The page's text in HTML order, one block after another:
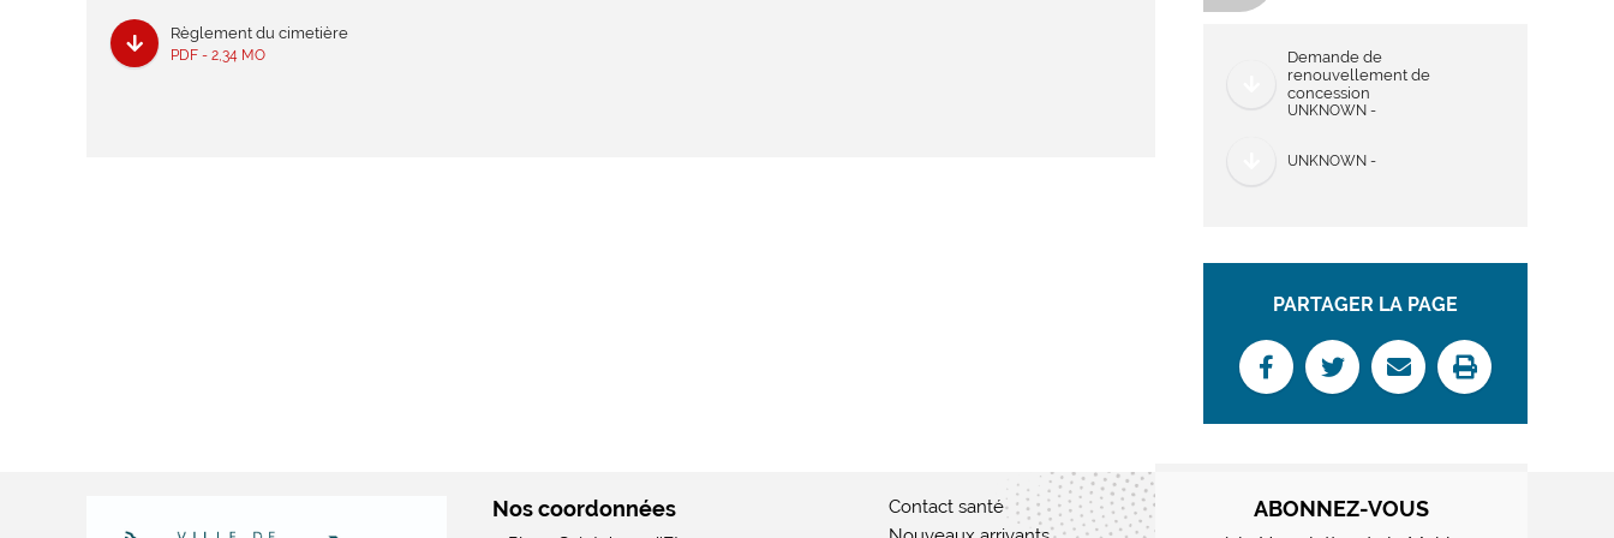
Règlement du cimetière
PDF - 2,34 MO
Demande de
renouvellement de
concession
UNKNOWN -
UNKNOWN -
PARTAGER LA PAGE
Nos coordonnées
Contact santé
ABONNEZ-VOUS